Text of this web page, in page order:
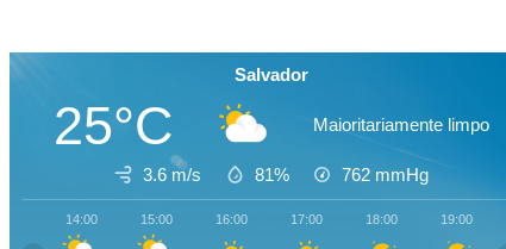
Salvador
25°C Maioritariamente limpo
3.6 m/s 81% 762 mmHg
14:00 15:00 16:00 17:00 18:00 19:00